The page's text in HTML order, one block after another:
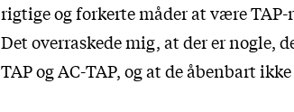
rigtige og forkerte måder at være
Det overraskede mig, at der er nogle,
TAP og AC-TAP, og at de åbenbart